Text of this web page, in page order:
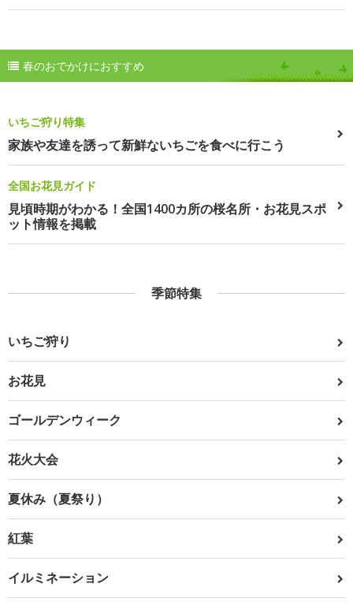
春のおでかけにおすすめ
いちご狩り特集
家族や友達を誘って新鮮ないちごを食べに行こう
全国お花見ガイド
見頃時期がわかる！全国1400カ所の桜名所・お花見スポ
ット情報を掲載
季節特集
いちご狩り
お花見
ゴールデンウィーク
花火大会
夏休み（夏祭り）
紅葉
イルミネーション